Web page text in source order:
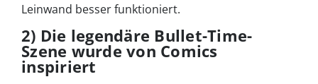
Leinwand besser funktioniert.
2) Die legendäre Bullet-Time-
Szene wurde von Comics
inspiriert